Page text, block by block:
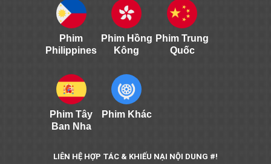
Phim
Philippines
Phim Hồng
Kông
Phim Trung
Quốc
Phim Tây
Ban Nha
Phim Khác
LIÊN HỆ HỢP TÁC & KHIẾU NẠI NỘI DUNG #!